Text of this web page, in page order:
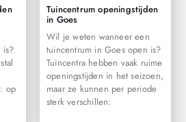
is?
op
Tuincentrum openingstijden
in Goes
Wil je weten wanneer een
tuincentrum in Goes open is?
Tuincentra hebben vaak ruime
openingstijden in het seizoen,
maar ze kunnen per periode
sterk verschillen: